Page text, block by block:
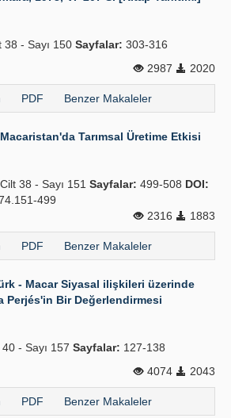
38 - Sayı 150 Sayfalar: 303-316
2987
2020
PDF Benzer Makaleler
Tarımsal Üretime Etkisi
38 - Sayı 151 Sayfalar: 499-508 DOI:
499
2316
1883
PDF Benzer Makaleler
- Macar Siyasal ilişkileri üzerinde
Perjés'in Bir Değerlendirmesi
- Sayı 157 Sayfalar: 127-138
4074
2043
PDF Benzer Makaleler